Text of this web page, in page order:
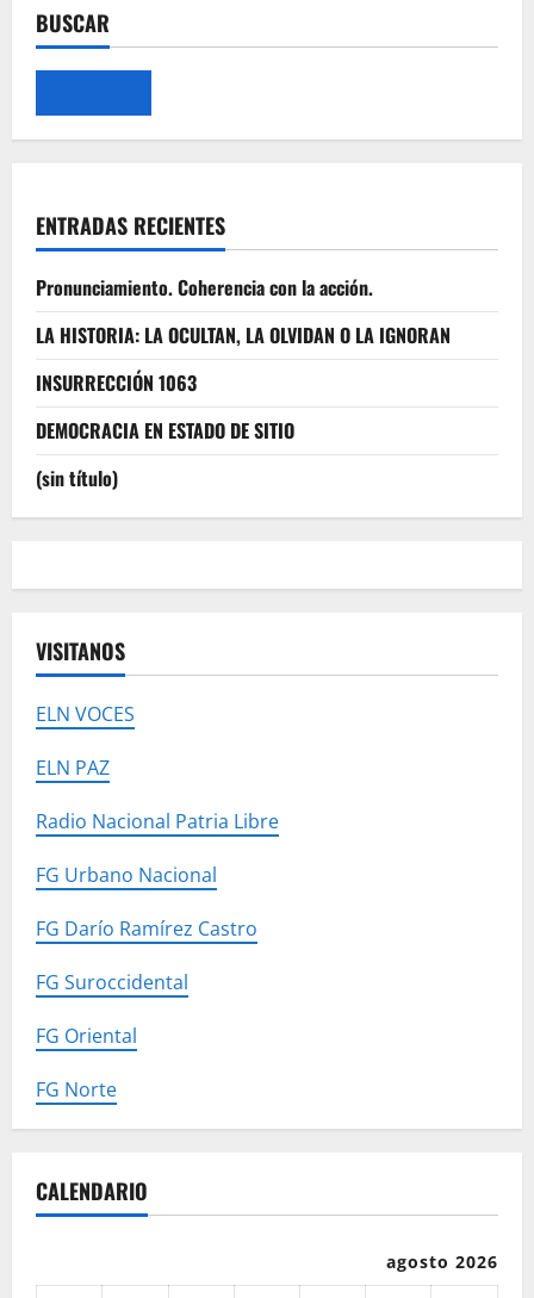
BUSCAR
ENTRADAS RECIENTES
Pronunciamiento. Coherencia con la acción.
LA HISTORIA: LA OCULTAN, LA OLVIDAN O LA IGNORAN
INSURRECCIÓN 1063
DEMOCRACIA EN ESTADO DE SITIO
(sin título)
VISITANOS
ELN VOCES
ELN PAZ
Radio Nacional Patria Libre
FG Urbano Nacional
FG Darío Ramírez Castro
FG Suroccidental
FG Oriental
FG Norte
CALENDARIO
agosto 2026